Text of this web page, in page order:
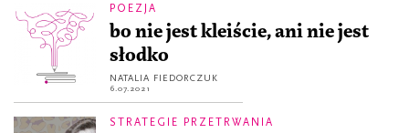
POEZJA
bo nie jest kleiście, ani nie jest
słodko
NATALIA FIEDORCZUK
6.07.2021
STRATEGIE PRZETRWANIA